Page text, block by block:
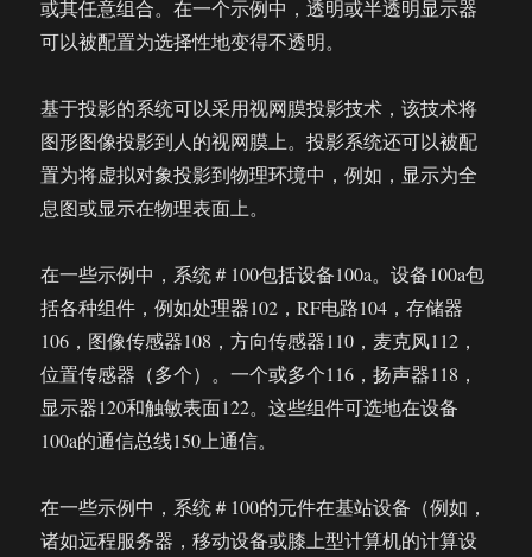
或其任意组合。在一个示例中，透明或半透明显示器
可以被配置为选择性地变得不透明。
基于投影的系统可以采用视网膜投影技术，该技术将
图形图像投影到人的视网膜上。投影系统还可以被配
置为将虚拟对象投影到物理环境中，例如，显示为全
息图或显示在物理表面上。
在一些示例中，系统＃100包括设备100a。设备100a包
括各种组件，例如处理器102，RF电路104，存储器
106，图像传感器108，方向传感器110，麦克风112，
位置传感器（多个）。一个或多个116，扬声器118，
显示器120和触敏表面122。这些组件可选地在设备
100a的通信总线150上通信。
在一些示例中，系统＃100的元件在基站设备（例如，
诸如远程服务器，移动设备或膝上型计算机的计算设